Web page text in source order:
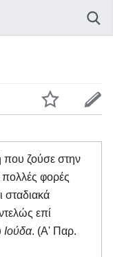
που ζούσε στην
φορές
σταδιακά
επί
Ιούδα. (Α' Παρ.